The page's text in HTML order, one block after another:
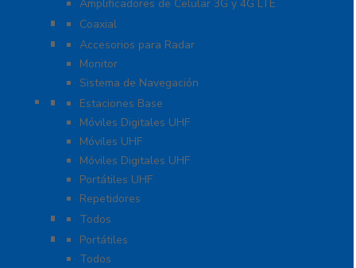
Amplificadores de Celular 3G y 4G LTE
Protección Contra Descarga
Coaxial
Soluciones Marinas
Accesorios para Radar
Monitor
Sistema de Navegación
Radios Comerciales ICOM / KENWOOD
Estaciones Base
Móviles Digitales UHF
Móviles UHF
Móviles Digitales UHF
Portátiles UHF
Repetidores
Radios ICOM WiFi
Todos
Radios Marinos
Portátiles
Todos